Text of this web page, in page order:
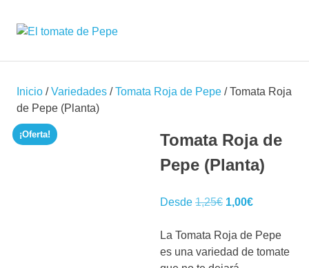
de
y
plantas
tomate
seleccionadas
Inicio /Variedades /Tomata Roja de Pepe / Tomata Roja
de Pepe (Planta)
¡Oferta!
Tomata Roja de
Pepe (Planta)
Desde 1,25€ El
original
era:
1,00€El
actual
es:
La Tomata Roja de Pepe
es una variedad de tomate